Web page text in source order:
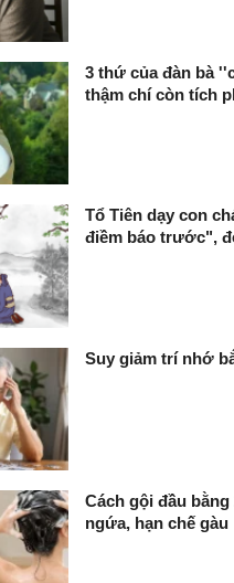
3 thứ của đàn bà
thậm chí còn tích
Tổ Tiên dạy con
điềm báo trước",
Suy giảm trí nhớ
Cách gội đầu
ngứa, hạn chế gàu